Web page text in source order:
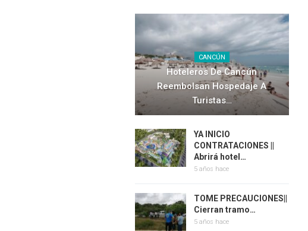
CANCÚN
Hoteleros De Cancún
Reembolsan Hospedaje A
Turistas…
YA INICIO
CONTRATACIONES ||
Abrirá hotel…
5 años hace
TOME PRECAUCIONES||
Cierran tramo…
5 años hace